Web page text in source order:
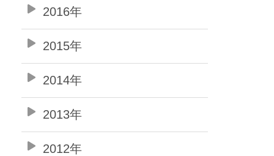
2016年
2015年
2014年
2013年
2012年